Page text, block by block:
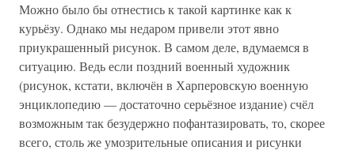
Можно было бы отнестись к такой картинке как к
курьёзу. Однако мы недаром привели этот явно
приукрашенный рисунок. В самом деле, вдумаемся в
ситуацию. Ведь если поздний военный художник
(рисунок, кстати, включён в Харперовскую военную
энциклопедию — достаточно серьёзное издание) счёл
возможным так безудержно пофантазировать, то, скорее
всего, столь же умозрительные описания и рисунки